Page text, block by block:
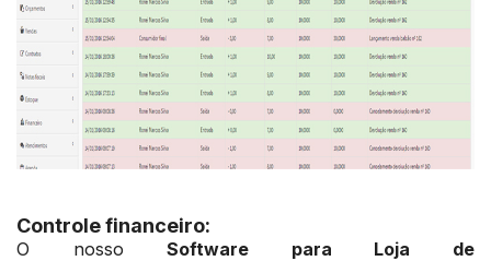
Controle financeiro:
O nossoSoftware para Loja de